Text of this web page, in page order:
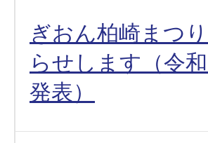
ぎおん柏崎まつ
らせします（令
発表）